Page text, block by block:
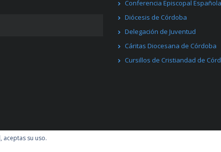
Conferencia Episcopal Española
Diócesis de Córdoba
Delegación de Juventud
Cáritas Diocesana de Córdoba
Cursillos de Cristiandad de
.
aceptas su uso.